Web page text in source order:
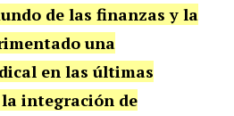
de las finanzas y la
una
en las últimas
la integración de